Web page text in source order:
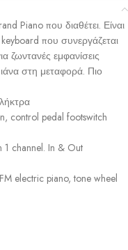
Piano που διαθέτει. Είναι
που συνεργάζεται
ζωντανές εμφανίσεις
στη μεταφορά. Πιο
control pedal footswitch
1 channel. In & Out
electric piano, tone wheel